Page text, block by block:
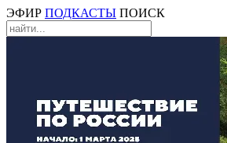
ЭФИР ПОДКАСТЫ ПОИСК